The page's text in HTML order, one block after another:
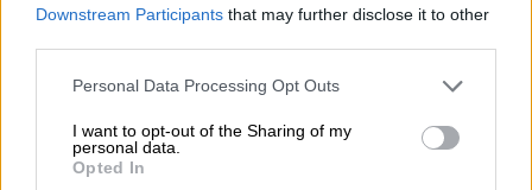
Downstream Participants that may further disclose it to other
Personal Data Processing Opt Outs
I want to opt-out of the Sharing of my
personal data.
Opted In
Suelta y confía
Por María Comesaña
Votantes y votados